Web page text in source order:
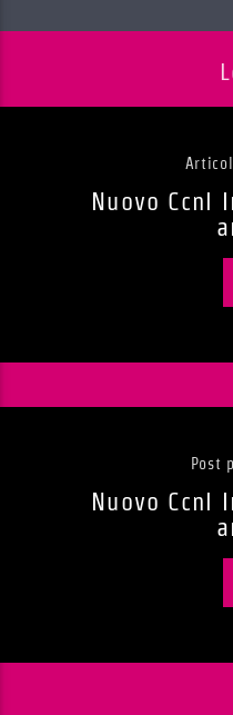
Nuovo Ccnl
Post
Nuovo Ccnl